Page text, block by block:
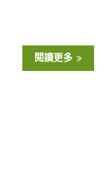
閱讀更多